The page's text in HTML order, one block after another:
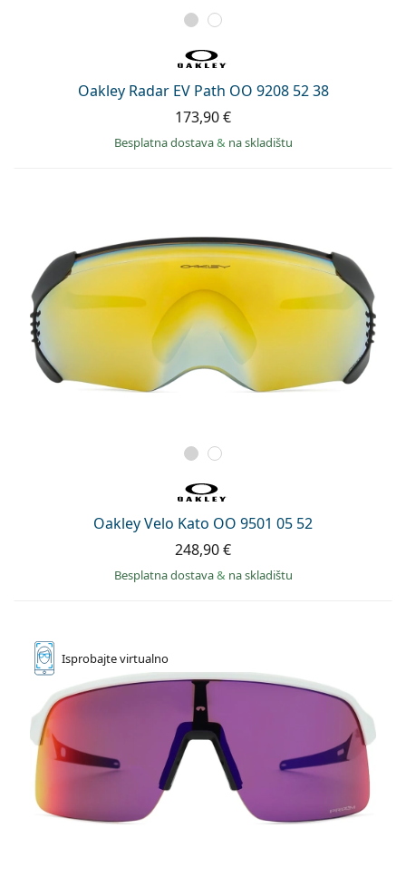
Oakley Radar EV Path OO 9208 52 38
173,90 €
Besplatna dostava& na skladištu
Oakley Velo Kato OO 9501 05 52
248,90 €
Besplatna dostava& na skladištu
Isprobajtevirtualno